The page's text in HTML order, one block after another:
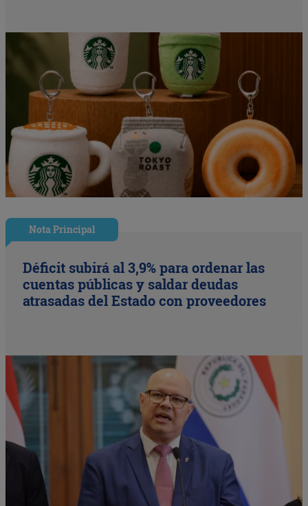
Nota Principal
Déficit subirá al 3,9% para ordenar las
cuentas públicas y saldar deudas
atrasadas del Estado con proveedores